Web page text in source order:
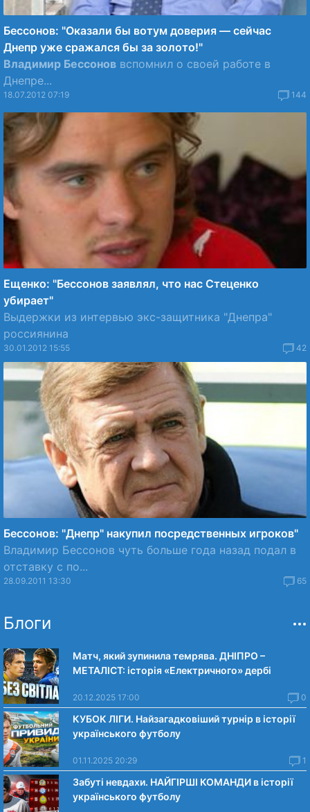
Бессонов: "Оказали бы вотум доверия — сейчас
Днепр уже сражался бы за золото!"
Владимир Бессонов вспомнил о своей работе в
Днепре...
18.07.2012 07:19 144
Ещенко: "Бессонов заявлял, что нас Стеценко
убирает"
Выдержки из интервью экс-защитника "Днепра"
россиянина
30.01.2012 15:55 42
Бессонов: "Днепр" накупил посредственных игроков"
Владимир Бессонов чуть больше года назад подал в
отставку с по...
28.09.2011 13:30 65
Блоги
Матч, який зупинила темрява. ДНІПРО –
МЕТАЛІСТ: історія «Електричного» дербі
20.12.2025 17:00 0
КУБОК ЛІГИ. Найзагадковіший турнір в історії
українського футболу
01.11.2025 20:29 1
Забуті невдахи. НАЙГІРШІ КОМАНДИ в історії
українського футболу